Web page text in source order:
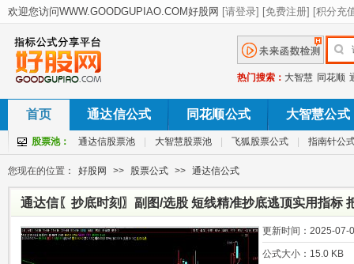
热门搜索： 大智慧 同花顺
首页 通达信公式 同花顺公式 大智慧公式
股票池： 通达信股票池 大智慧股票池 飞狐股票公式 指南针公
您现在的位置： 好股网 >> 股票公式 >> 通达信公式
通达信〖抄底时刻〗副图/选股 短线精准抄底逃顶实用指标
更新时间： 2025-07-
公式大小： 15.0 KB